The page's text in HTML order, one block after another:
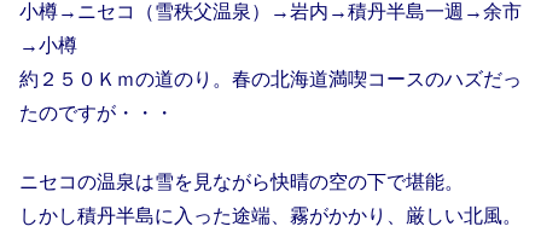
小樽→ニセコ（雪秩父温泉）→岩内→積丹半島一週→余市
→小樽
約２５０Ｋｍの道のり。春の北海道満喫コースのハズだっ
たのですが・・・
ニセコの温泉は雪を見ながら快晴の空の下で堪能。
しかし積丹半島に入った途端、霧がかかり、厳しい北風。